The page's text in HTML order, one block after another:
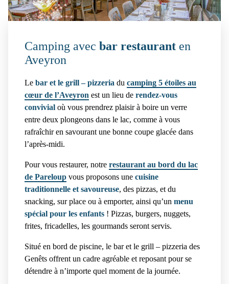
Camping avec bar restaurant en
Aveyron
Le bar et le grill – pizzeria du camping 5 étoiles au
cœur de l’Aveyron est un lieu de rendez-vous
convivial où vous prendrez plaisir à boire un verre
entre deux plongeons dans le lac, comme à vous
rafraîchir en savourant une bonne coupe glacée dans
l’après-midi.
Pour vous restaurer, notre restaurant au bord du lac
de Pareloup vous proposons une cuisine
traditionnelle et savoureuse, des pizzas, et du
snacking, sur place ou à emporter, ainsi qu’un menu
spécial pour les enfants ! Pizzas, burgers, nuggets,
frites, fricadelles, les gourmands seront servis.
Situé en bord de piscine, le bar et le grill – pizzeria des
Genêts offrent un cadre agréable et reposant pour se
détendre à n’importe quel moment de la journée.